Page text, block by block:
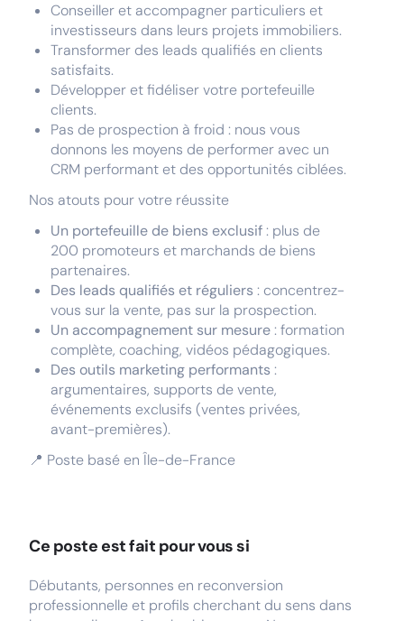
Conseiller et accompagner particuliers et
investisseurs dans leurs projets immobiliers.
Transformer des leads qualifiés en clients
satisfaits.
Développer et fidéliser votre portefeuille
clients.
Pas de prospection à froid : nous vous
donnons les moyens de performer avec un
CRM performant et des opportunités ciblées.
Nos atouts pour votre réussite
Un portefeuille de biens exclusif: plus de
200 promoteurs et marchands de biens
partenaires.
Des leads qualifiés et réguliers : concentrez-
vous sur la vente, pas sur la prospection.
Un accompagnement sur mesure: formation
complète, coaching, vidéos pédagogiques.
Des outils marketing performants :
argumentaires, supports de vente,
événements exclusifs (ventes privées,
avant-premières).
📍 Poste basé en Île-de-France
Ce poste est fait pour vous si
Débutants, personnes en reconversion
professionnelle et profils cherchant du sens dans